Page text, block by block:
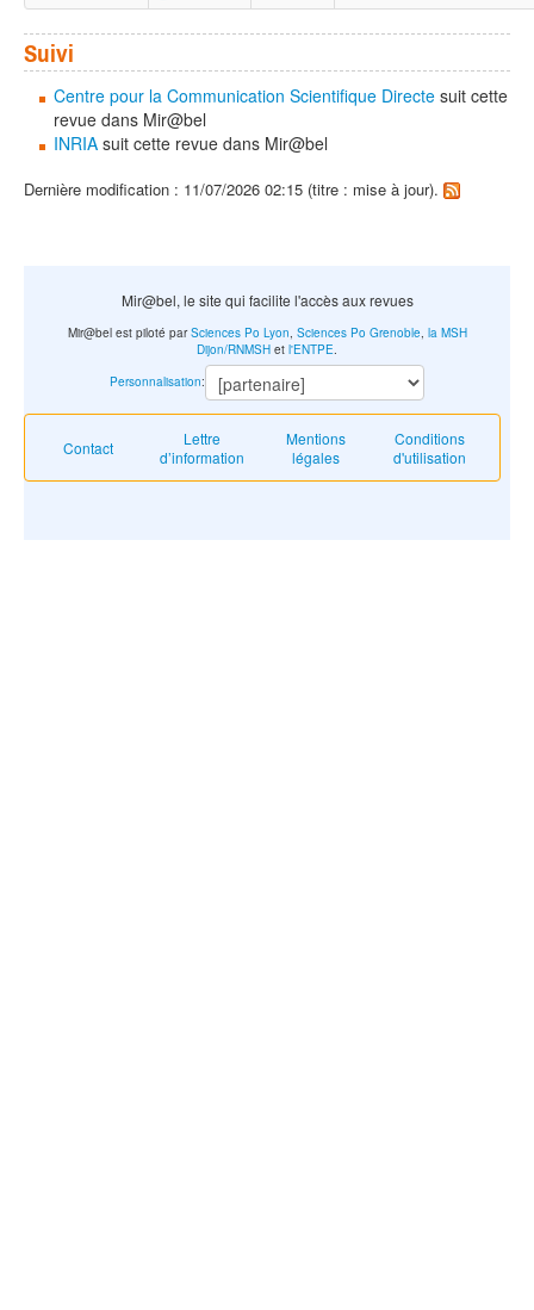
Suivi
Centre pour la Communication Scientifique Directe suit cette
revue dans Mir@bel
INRIA suit cette revue dans Mir@bel
Dernière modification : 11/07/2026 02:15 (titre : mise à jour).
Mir@bel, le site qui facilite l'accès aux revues
Contact
Lettre
d’information
Mentions
légales
Conditions
d'utilisation
Mir@bel est piloté parSciences Po Lyon, Sciences Po Grenoble, la MSH
Dijon/RNMSH et l'ENTPE.
Personnalisation: